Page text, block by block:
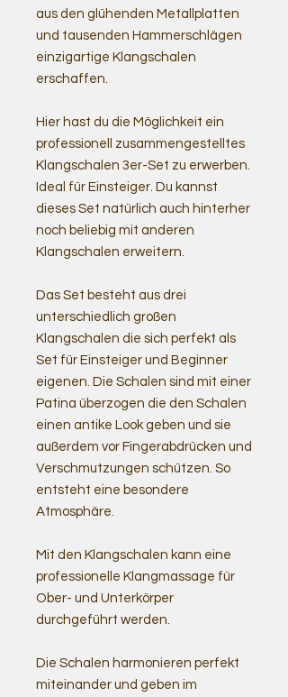
aus den glühenden Metallplatten
und tausenden Hammerschlägen
einzigartige Klangschalen
erschaffen.
Hier hast du die Möglichkeit ein
professionell zusammengestelltes
Klangschalen 3er-Set zu erwerben.
Ideal für Einsteiger. Du kannst
dieses Set natürlich auch hinterher
noch beliebig mit anderen
Klangschalen erweitern.
Das Set besteht aus drei
unterschiedlich großen
Klangschalen die sich perfekt als
Set für Einsteiger und Beginner
eigenen. Die Schalen sind mit einer
Patina überzogen die den Schalen
einen antike Look geben und sie
außerdem vor Fingerabdrücken und
Verschmutzungen schützen. So
entsteht eine besondere
Atmosphäre.
Mit den Klangschalen kann eine
professionelle Klangmassage für
Ober- und Unterkörper
durchgeführt werden.
Die Schalen harmonieren perfekt
miteinander und geben im